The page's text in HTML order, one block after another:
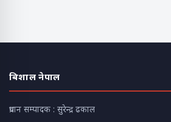
बिशाल नेपाल
प्रधान सम्पादक : सुरेन्द्र ढकाल